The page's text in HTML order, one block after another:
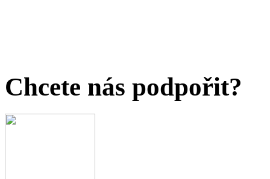
Chcete nás podpořit?